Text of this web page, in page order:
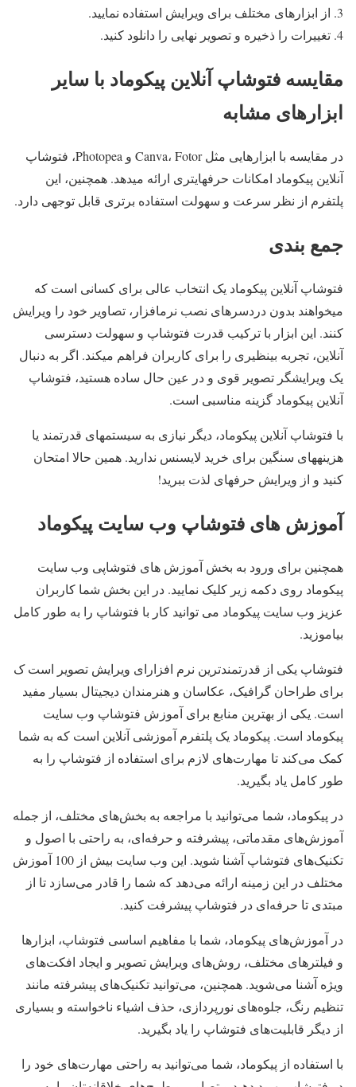
از ابزارهای مختلف برای ویرایش استفاده نمایید.
تغییرات را ذخیره و تصویر نهایی را دانلود کنید.
مقایسه فتوشاپ آنلاین پیکوماد با سایر
ابزارهای مشابه
در مقایسه با ابزارهایی مثل Canva، Fotor و Photopea، فتوشاپ
آنلاین پیکوماد امکانات حرفهایتری ارائه میدهد. همچنین، این
پلتفرم از نظر سرعت و سهولت استفاده برتری قابل توجهی دارد.
جمع بندی
فتوشاپ آنلاین پیکوماد یک انتخاب عالی برای کسانی است که
میخواهند بدون دردسرهای نصب نرمافزار، تصاویر خود را ویرایش
کنند. این ابزار با ترکیب قدرت فتوشاپ و سهولت دسترسی
آنلاین، تجربه بینظیری را برای کاربران فراهم میکند. اگر به دنبال
یک ویرایشگر تصویر قوی و در عین حال ساده هستید، فتوشاپ
آنلاین پیکوماد گزینه مناسبی است.
با فتوشاپ آنلاین پیکوماد، دیگر نیازی به سیستمهای قدرتمند یا
هزینههای سنگین برای خرید لایسنس ندارید. همین حالا امتحان
کنید و از ویرایش حرفهای لذت ببرید!
آموزش های فتوشاپ وب سایت پیکوماد
همچنین برای ورود به بخش آموزش های فتوشاپی وب سایت
پیکوماد روی دکمه زیر کلیک نمایید. در این بخش شما کاربران
عزیز وب سایت پیکوماد می توانید کار با فتوشاپ را به طور کامل
بیاموزید.
فتوشاپ یکی از قدرتمندترین نرم‌ افزارای ویرایش تصویر است ک
برای طراحان گرافیک، عکاسان و هنرمندان دیجیتال بسیار مفید
است. یکی از بهترین منابع برای آموزش فتوشاپ وب سایت
پیکوماد است. پیکوماد یک پلتفرم آموزشی آنلاین است که به شما
کمک می‌کند تا مهارت‌های لازم برای استفاده از فتوشاپ را به
طور کامل یاد بگیرید.
در پیکوماد، شما می‌توانید با مراجعه به بخش‌های مختلف، از جمله
آموزش‌های مقدماتی، پیشرفته و حرفه‌ای، به راحتی با اصول و
تکنیک‌های فتوشاپ آشنا شوید. این وب سایت بیش از 100 آموزش
مختلف در این زمینه ارائه می‌دهد که شما را قادر می‌سازد تا از
مبتدی تا حرفه‌ای در فتوشاپ پیشرفت کنید.
در آموزش‌های پیکوماد، شما با مفاهیم اساسی فتوشاپ، ابزارها
و فیلترهای مختلف، روش‌های ویرایش تصویر و ایجاد افکت‌های
ویژه آشنا می‌شوید. همچنین، می‌توانید تکنیک‌های پیشرفته مانند
تنظیم رنگ، جلوه‌های نورپردازی، حذف اشیاء ناخواسته و بسیاری
از دیگر قابلیت‌های فتوشاپ را یاد بگیرید.
با استفاده از پیکوماد، شما می‌توانید به راحتی مهارت‌های خود را